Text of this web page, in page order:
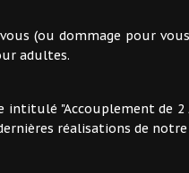
vous (ou dommage pour
adultes.
intitulé "Accouplement de 2
réalisations de